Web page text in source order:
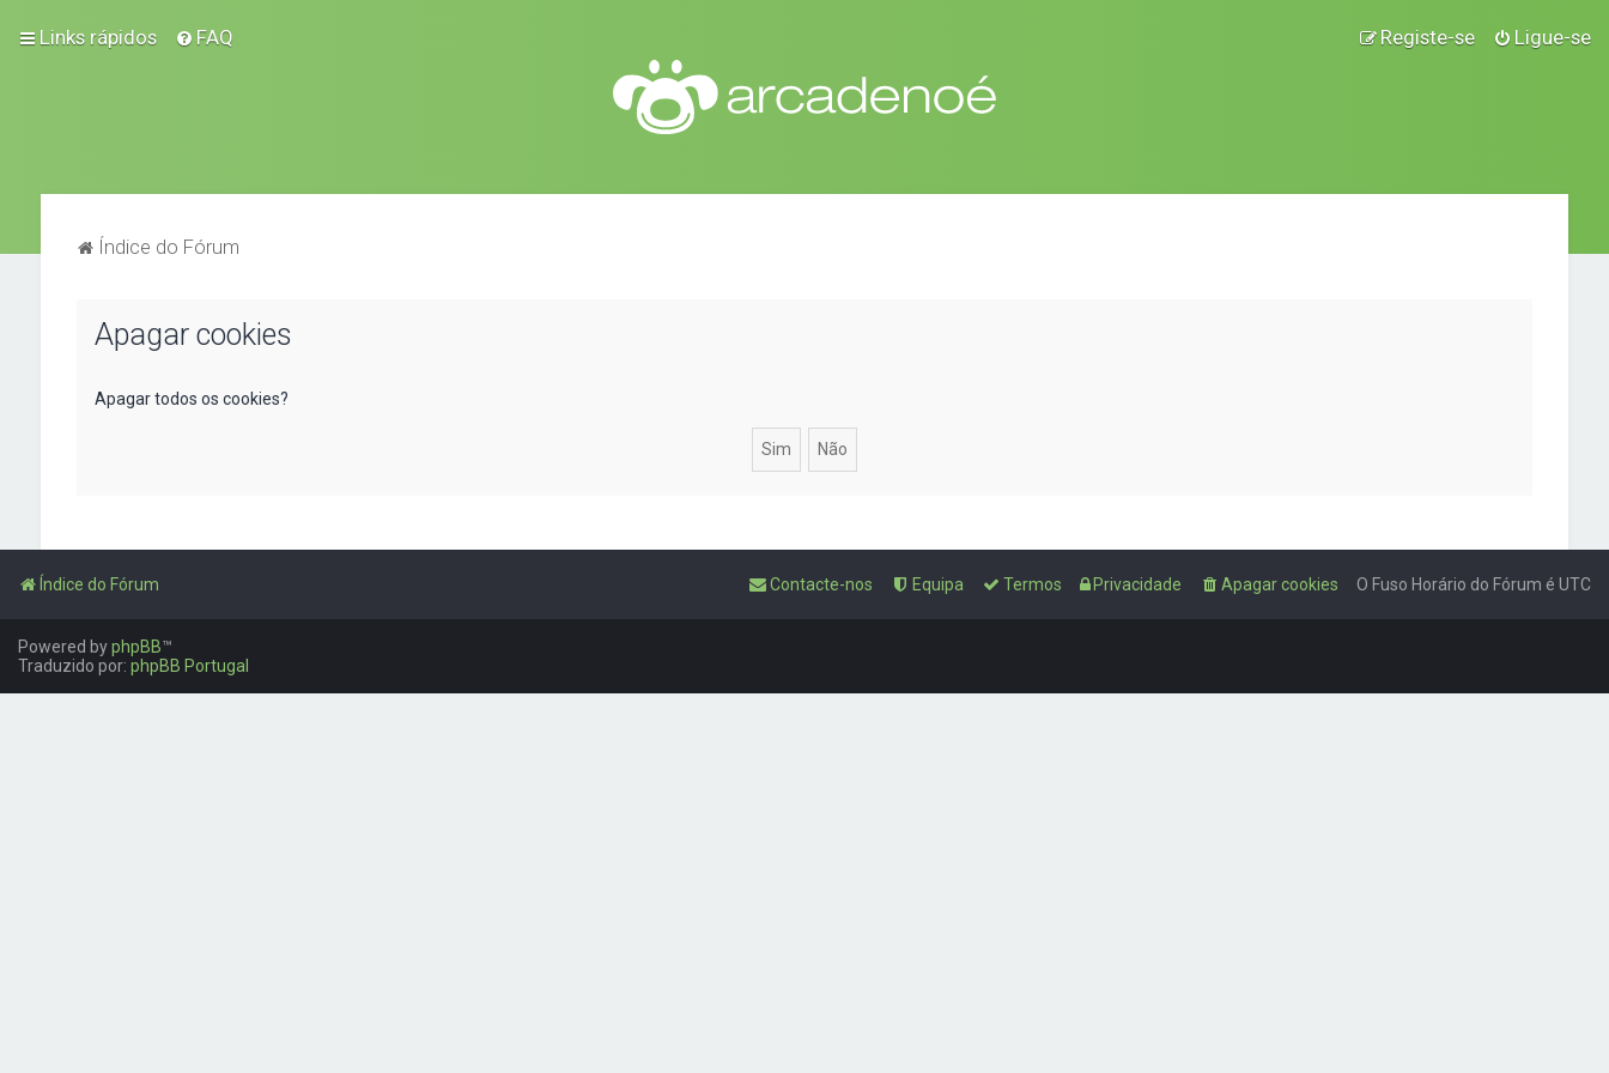
Links rápidos FAQ Ligue-se
Registe-se
Índice do Fórum
Apagar cookies
Apagar todos os cookies?
Índice do Fórum O Fuso Horário do Fórum é UTC
Apagar cookies
Privacidade
Termos
Equipa
Contacte-nos
Powered byphpBB™
Traduzido por: phpBB Portugal